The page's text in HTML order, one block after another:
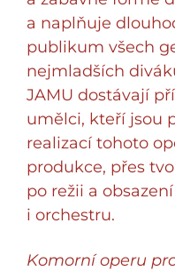
a naplňuje
publikum všech
nejmladších
JAMU dostávají
umělci, kteří jsou
realizací tohoto
produkce, přes
po režii a
i orchestru.
Komorní operu